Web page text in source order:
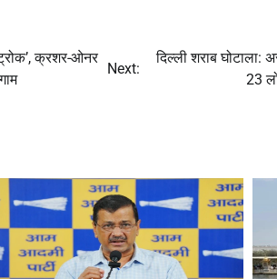
क्रशर-ओनर
Next:
दिल्ली शराब घोटाला:
23